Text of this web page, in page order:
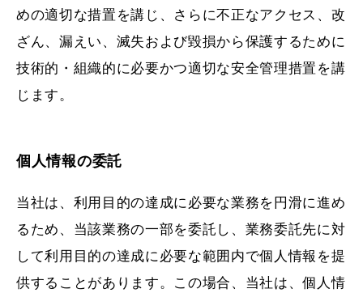
めの適切な措置を講じ、さらに不正なアクセス、改
ざん、漏えい、滅失および毀損から保護するために
技術的・組織的に必要かつ適切な安全管理措置を講
じます。
個人情報の委託
当社は、利用目的の達成に必要な業務を円滑に進め
るため、当該業務の一部を委託し、業務委託先に対
して利用目的の達成に必要な範囲内で個人情報を提
供することがあります。この場合、当社は、個人情